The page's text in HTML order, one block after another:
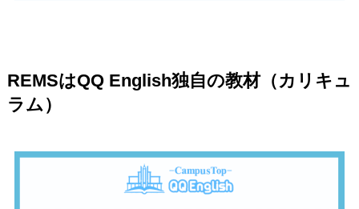
REMSはQQ English独自の教材（カリキュ
ラム）